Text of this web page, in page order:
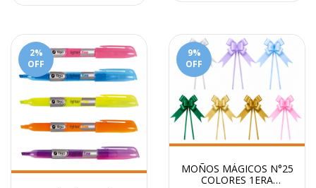
2%
OFF
9%
OFF
MOÑOS MÁGICOS N°25
COLORES 1ERA